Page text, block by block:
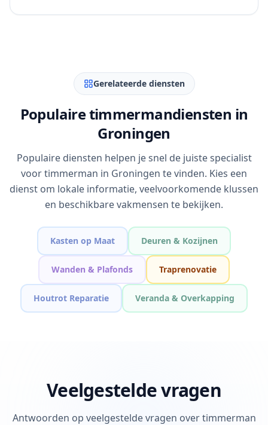
Gerelateerde diensten
Populaire timmermandiensten in
Groningen
Populaire diensten helpen je snel de juiste specialist
voor timmerman in Groningen te vinden. Kies een
dienst om lokale informatie, veelvoorkomende klussen
en beschikbare vakmensen te bekijken.
Kasten op Maat Deuren & Kozijnen
Wanden & Plafonds Traprenovatie
Houtrot Reparatie Veranda & Overkapping
Veelgestelde vragen
Antwoorden op veelgestelde vragen over timmerman